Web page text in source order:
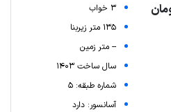
3 خواب
135 متر زیربنا
-- متر زمین
سال ساخت 1403
شماره طبقه: 5
آسانسور: دارد